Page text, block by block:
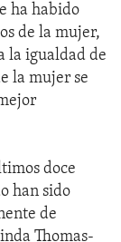
ha habido
de la mujer,
la igualdad de
la mujer se
doce
han sido
de
Thomas-